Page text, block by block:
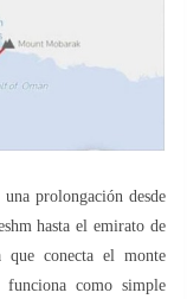
prolongación desde
hasta el emirato de
conecta el monte
como simple